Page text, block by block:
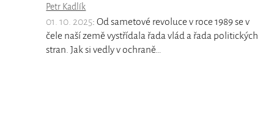
Petr Kadlík
01. 10. 2025: Od sametové revoluce v roce 1989 se v
čele naší země vystřídala řada vlád a řada politických
stran. Jak si vedly v ochraně…